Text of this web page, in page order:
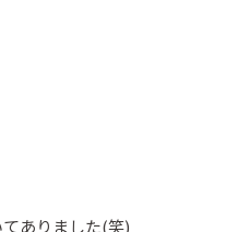
ありました(笑)